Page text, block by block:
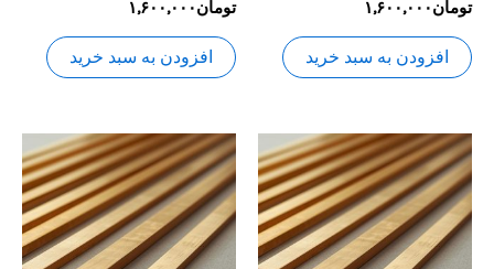
نمره
0
از
5
تومان۱,۶۰۰,۰۰۰
افزودن به سبد خرید
نمره
0
از
5
تومان۱,۶۰۰,۰۰۰
افزودن به سبد خرید